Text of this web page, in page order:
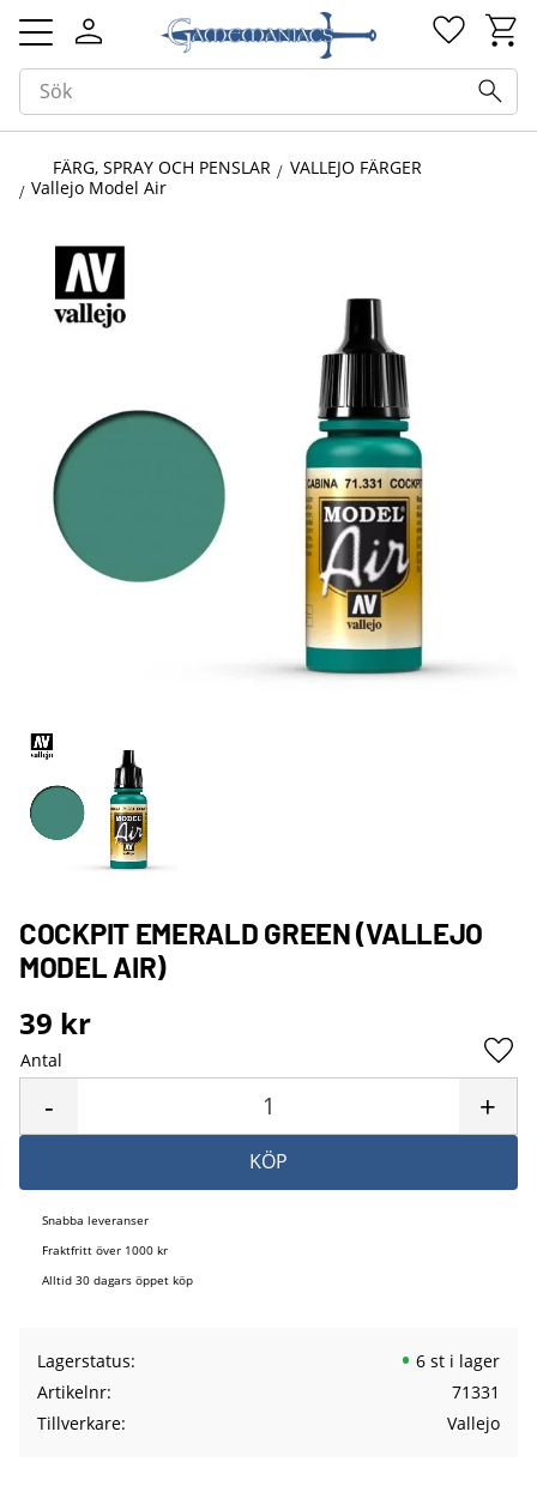
Meny
FÄRG, SPRAY OCH PENSLAR
VALLEJO FÄRGER
Vallejo Model Air
COCKPIT EMERALD GREEN (VALLEJO
MODEL AIR)
39 kr
Antal
+
-
KÖP
Snabba leveranser
Fraktfritt över 1000 kr
Alltid 30 dagars öppet köp
Lagerstatus
6 st i lager
Artikelnr
71331
Tillverkare
Vallejo